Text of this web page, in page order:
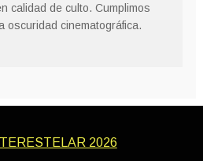
calidad de culto. Cumplimos
oscuridad cinematográfica.
2026